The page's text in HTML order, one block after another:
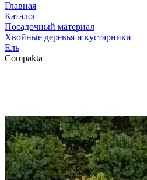
Главная
Каталог
Посадочный материал
Хвойные деревья и кустарники
Ель
Compakta